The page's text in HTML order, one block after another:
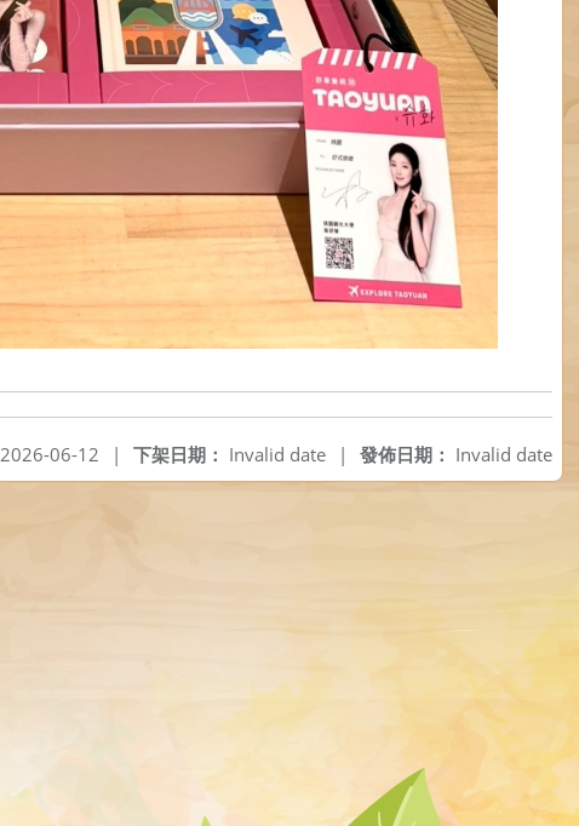
發佈日期： Invalid date
下架日期： Invalid date |
2026-06-12 |